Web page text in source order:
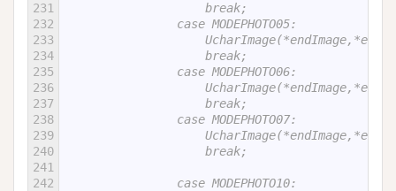
231
232
233
234
235
236
237
238
239
240
241
242
break;
case MODEPHOTO05:
break;
case MODEPHOTO06:
break;
case MODEPHOTO07:
break;
case MODEPHOTO10: